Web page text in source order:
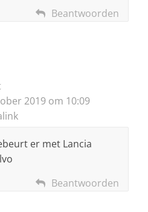
Beantwoorden
2019 om 10:09
er met Lancia
Beantwoorden